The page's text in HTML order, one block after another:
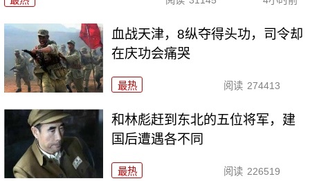
血战天津，8纵夺得头功，司令却
在庆功会痛哭
最热 阅读 274413
和林彪赶到东北的五位将军，建
国后遭遇各不同
最热 阅读 226519